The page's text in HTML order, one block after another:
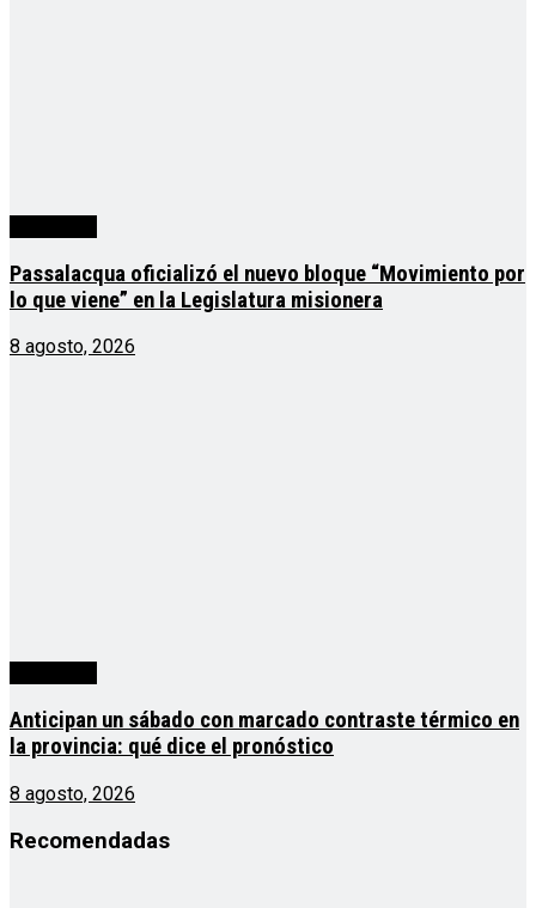
Passalacqua oficializó el nuevo bloque “Movimiento por
lo que viene” en la Legislatura misionera
8 agosto, 2026
Anticipan un sábado con marcado contraste térmico en
la provincia: qué dice el pronóstico
8 agosto, 2026
Recomendadas